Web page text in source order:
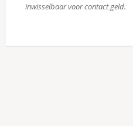
inwisselbaar voor contact geld.